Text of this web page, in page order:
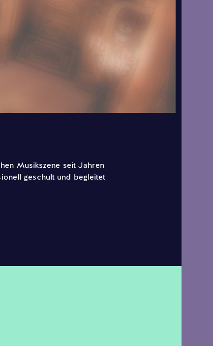
Musikszene seit Jahren
geschult und begleitet